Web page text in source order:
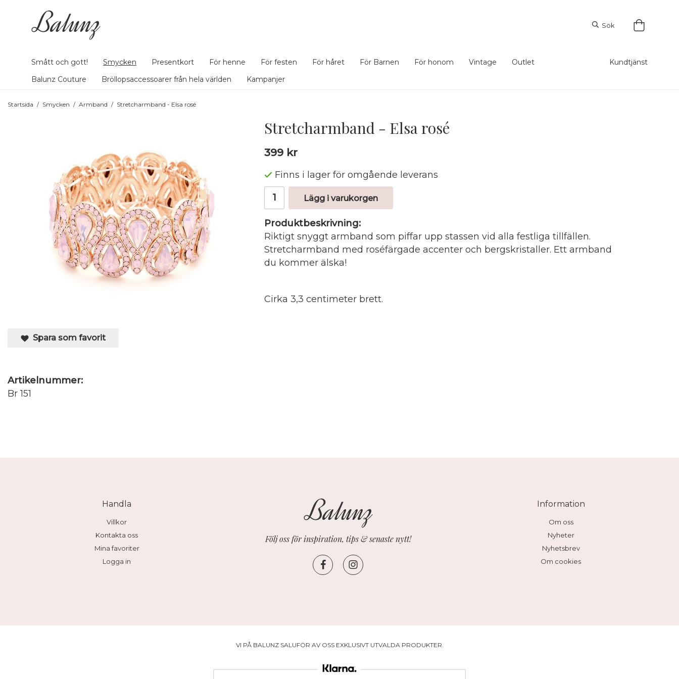
Sök
Smått och gott! Smycken Presentkort För henne För festen För håret För Barnen För honom Vintage
Outlet
Balunz Couture
Bröllopsaccessoarer från hela världen Kampanjer
Kundtjänst
Startsida / Smycken / Armband / Stretcharmband - Elsa rosé
Stretcharmband - Elsa rosé
399 kr
Finns i lager för omgående leverans
Lägg i varukorgen
Produktbeskrivning:
Riktigt snyggt armband som piffar upp stassen vid alla festliga tillfällen.
Stretcharmband med roséfärgade accenter och bergskristaller. Ett armband
du kommer älska!
Cirka 3,3 centimeter brett.
Spara som favorit
Artikelnummer:
Br 151
Handla
Villkor
Kontakta oss
Mina favoriter
Logga in
Följ oss för inspiration, tips & senaste nytt!
Information
Om oss
Nyheter
Nyhetsbrev
Om cookies
VI PÅ BALUNZ SALUFÖR AV OSS EXKLUSIVT UTVALDA PRODUKTER.